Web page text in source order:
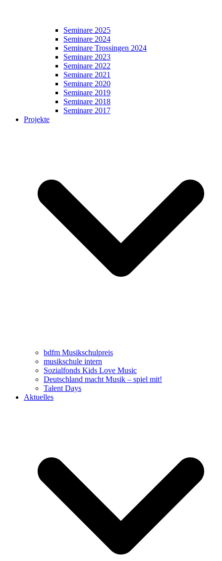
Seminare 2025
Seminare 2024
Seminare Trossingen 2024
Seminare 2023
Seminare 2022
Seminare 2021
Seminare 2020
Seminare 2019
Seminare 2018
Seminare 2017
Projekte
bdfm Musikschulpreis
musikschule intern
Sozialfonds Kids Love Music
Deutschland macht Musik – spiel mit!
Talent Days
Aktuelles